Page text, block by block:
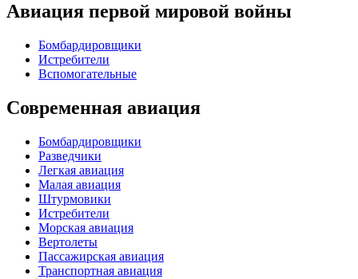
Авиация первой мировой войны
Бомбардировщики
Истребители
Вспомогательные
Современная авиация
Бомбардировщики
Разведчики
Легкая авиация
Малая авиация
Штурмовики
Истребители
Морская авиация
Вертолеты
Пассажирская авиация
Транспортная авиация